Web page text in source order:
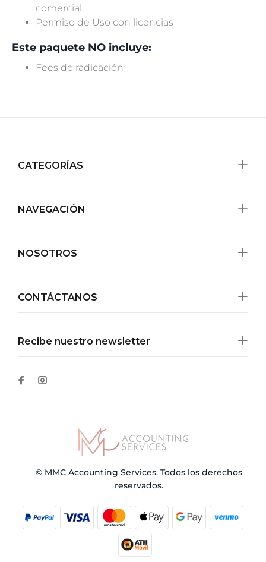
comercial
Permiso de Uso con licencias
Este paquete NO incluye:
Fees de radicación
Recibe nuestro newsletter
CATEGORÍAS
NAVEGACIÓN
NOSOTROS
CONTÁCTANOS
© MMC Accounting Services. Todos los derechos
reservados.